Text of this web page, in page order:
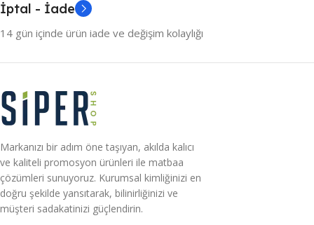
İptal - İade
14 gün içinde ürün iade ve değişim kolaylığı
Markanızı bir adım öne taşıyan, akılda kalıcı
ve kaliteli promosyon ürünleri ile matbaa
çözümleri sunuyoruz. Kurumsal kimliğinizi en
doğru şekilde yansıtarak, bilinirliğinizi ve
müşteri sadakatinizi güçlendirin.